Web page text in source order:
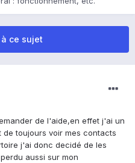
ce sujet
de l'aide,en effet j'ai un
de toujours voir mes contacts
j'ai donc decidé de les
aussi sur mon